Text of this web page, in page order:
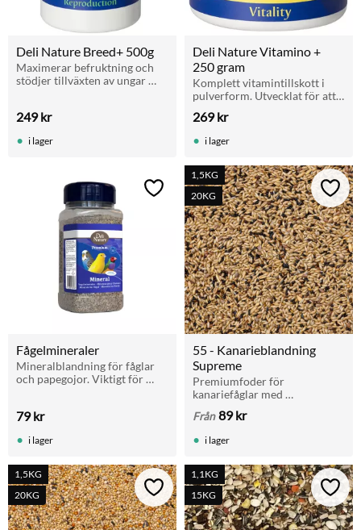
Deli Nature Breed+ 500g
Maximerar befruktning och
stödjer tillväxten av ungar
spårämnen. Dryg förpackning
249kr
i lager
Deli Nature Vitamino +
250 gram
Komplett vitamintillskott i
pulverform. Utvecklat för att
250 g.
269kr
i lager
Fågelmineraler
Mineralblandning för fåglar
och papegojor. Viktigt för
förpackning.
79kr
Lägg till i favoriter
i lager
55 - Kanarieblandning
Supreme
Premiumfoder för
kanariefåglar med
för avel, uppfödning och som
och 20 kg säck.
Från 89kr
1,5KG
20KG
Lägg
i lager
1,5KG
20KG
Lägg till i favoriter
1,1KG
15KG
Lägg